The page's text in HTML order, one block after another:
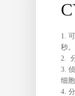
1.
秒。
2.
3.
细
4.